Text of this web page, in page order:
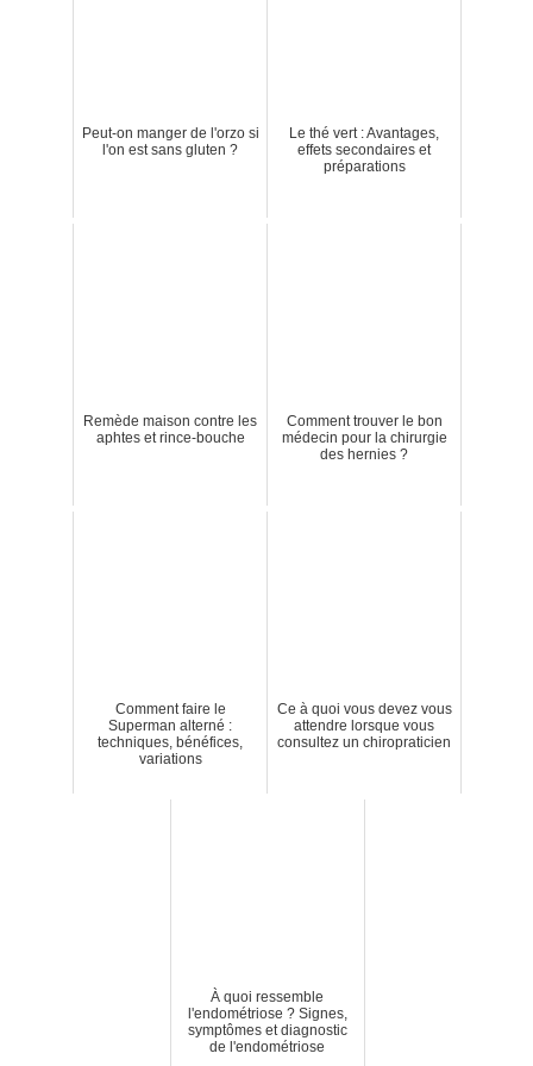
Peut-on manger de l'orzo si
l'on est sans gluten ?
Le thé vert : Avantages,
effets secondaires et
préparations
Remède maison contre les
aphtes et rince-bouche
Comment trouver le bon
médecin pour la chirurgie
des hernies ?
Comment faire le
Superman alterné :
techniques, bénéfices,
variations
Ce à quoi vous devez vous
attendre lorsque vous
consultez un chiropraticien
À quoi ressemble
l'endométriose ? Signes,
symptômes et diagnostic
de l'endométriose